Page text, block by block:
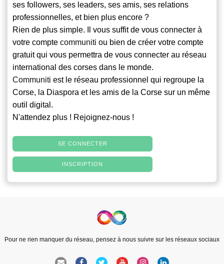
ses followers, ses leaders, ses amis, ses relations
professionnelles, et bien plus encore ?
Rien de plus simple. Il vous suffit de vous connecter à
votre compte communiti ou bien de créer votre compte
gratuit qui vous permettra de vous connecter au réseau
international des corses dans le monde.
Communiti est le réseau professionnel qui regroupe la
Corse, la Diaspora et les amis de la Corse sur un même
outil digital.
N'attendez plus ! Rejoignez-nous !
SE CONNECTER
INSCRIPTION
Pour ne rien manquer du réseau, pensez à nous suivre sur les réseaux sociaux